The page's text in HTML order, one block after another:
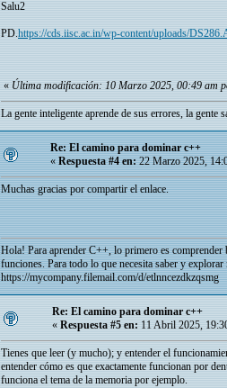
Salu2
PD.https://cds.iisc.ac.in/wp-content/uploads/
« Última modificación: 10 Marzo 2025, 00:49 am
La gente inteligente aprende de sus errores, la gente
Re: El camino para dominar c++
«Respuesta #4 en:22 Marzo 2025,
Muchas gracias por compartir el enlace.
Hola! Para aprender C++, lo primero es
funciones. Para todo lo que necesita saber y
https://mycompany.filemail.com/d/etlnncezdkzqsmg
Re: El camino para dominar c++
« Respuesta #5 en: 11 Abril 2025,
Tienes que leer (y mucho); y entender el
entender cómo es que exactamente funcionan por
funciona el tema de la memoria por ejemplo.